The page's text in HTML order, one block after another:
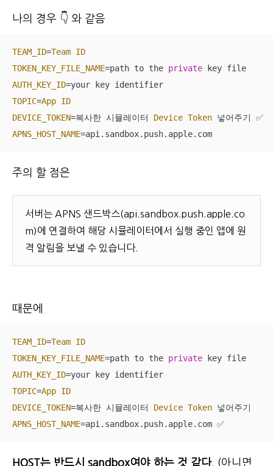
나의 경우 👇 와 같음
TEAM_ID=Team ID
TOKEN_KEY_FILE_NAME=path to the private
AUTH_KEY_ID=
TOPIC=App ID
DEVICE_TOKEN=복사한 시뮬레이터 Device Token 넣어주기 ✅
APNS_HOST_NAME=api.sandbox.push.apple.com
주의 할 점은
서버는 APNS 샌드박스(api.sandbox.push.apple.co
m)에 연결하여 해당 시뮬레이터에서 실행 중인 앱에 원
격 알림을 보낼 수 있습니다.
때문에
TEAM_ID=Team ID
TOKEN_KEY_FILE_NAME=path to the private
AUTH_KEY_ID=
TOPIC=App ID
DEVICE_TOKEN=복사한 시뮬레이터 Device Token
APNS_HOST_NAME=api.sandbox.push.apple.com ✅
HOST는 반드시 sandbox여야 하는 것 같다. (아니면